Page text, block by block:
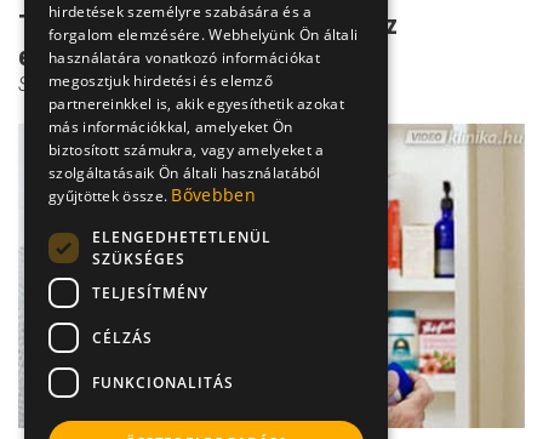
Tanácsok a mentőstől: mi legyen az
elsősegélydobozban?
Siklósi Gábor
hirdetések személyre szabására és a
forgalom elemzésére. Webhelyünk Ön általi
használatára vonatkozó információkat
megosztjuk hirdetési és elemző
partnereinkkel is, akik egyesíthetik azokat
más információkkal, amelyeket Ön
biztosított számukra, vagy amelyeket a
szolgáltatásaik Ön általi használatából
gyűjtöttek össze. Bővebben
ELENGEDHETETLENÜL
SZÜKSÉGES
TELJESÍTMÉNY
CÉLZÁS
FUNKCIONALITÁS